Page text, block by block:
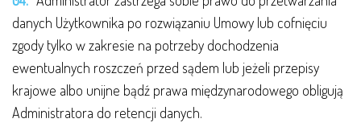
danych Użytkownika po rozwiązaniu Umowy lub cofnięciu
zgody tylko w zakresie na potrzeby dochodzenia
ewentualnych roszczeń przed sądem lub jeżeli przepisy
krajowe albo unijne bądź prawa międzynarodowego obligują
Administratora do retencji danych.